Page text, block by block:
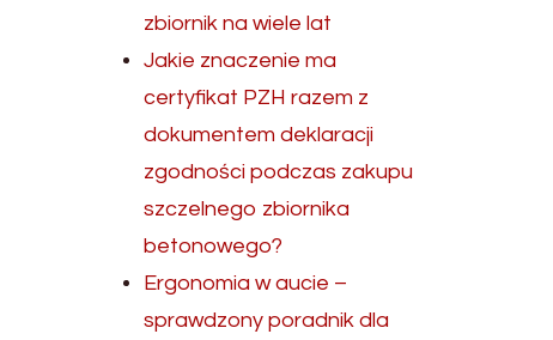
zbiornik na wiele lat
Jakie znaczenie ma
certyfikat PZH razem z
dokumentem deklaracji
zgodności podczas zakupu
szczelnego zbiornika
betonowego?
Ergonomia w aucie –
sprawdzony poradnik dla